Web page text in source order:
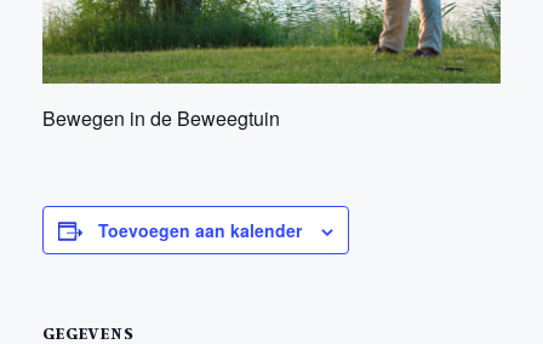
Bewegen in de Beweegtuin
Toevoegen aan kalender
GEGEVENS